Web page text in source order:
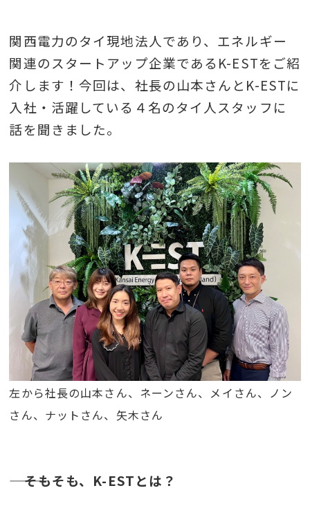
関西電力のタイ現地法人であり、エネルギー
関連のスタートアップ企業であるK-ESTをご紹
介します！今回は、社長の山本さんとK-ESTに
入社・活躍している４名のタイ人スタッフに
話を聞きました。
左から社長の山本さん、ネーンさん、メイさん、ノン
さん、ナットさん、矢木さん
――― そもそも、K-ESTとは？